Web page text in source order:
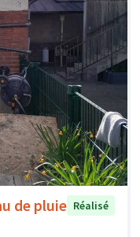
de pluie Réalisé